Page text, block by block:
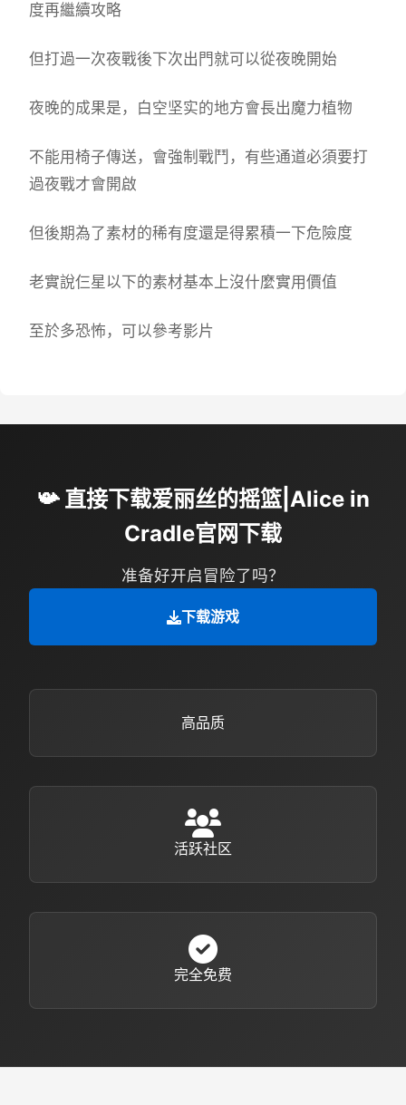
度再繼續攻略
但打過一次夜戰後下次出門就可以從夜晚開始
夜晚的成果是，白空坚实的地方會長出魔力植物
不能用椅子傳送，會強制戰鬥，有些通道必須要打
過夜戰才會開啟
但後期為了素材的稀有度還是得累積一下危險度
老實說仨星以下的素材基本上沒什麼實用價值
至於多恐怖，可以參考影片
📯 直接下载爱丽丝的摇篮|Alice in
Cradle官网下载
准备好开启冒险了吗？
下载游戏
高品质
活跃社区
完全免费